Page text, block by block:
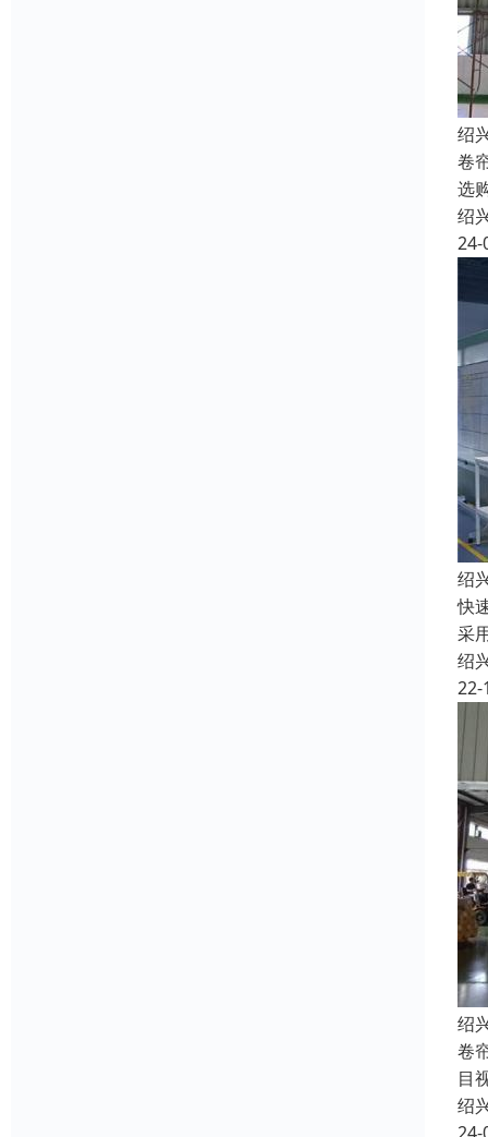
绍
卷
选
绍
24-
绍
快
采
绍
22-
绍
卷
目
绍